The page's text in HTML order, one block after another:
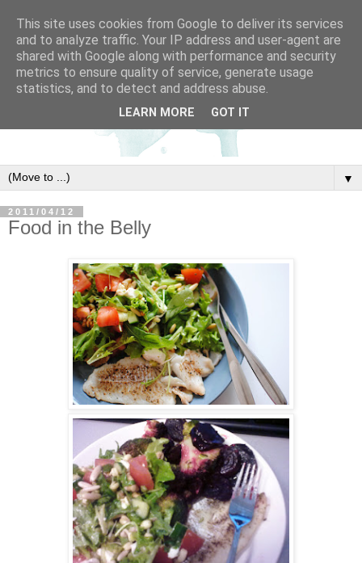
▼
2011/04/12
Food in the Belly
This site uses cookies from Google to deliver its services
and to analyze traffic. Your IP address and user-agent are
shared with Google along with performance and security
metrics to ensure quality of service, generate usage
statistics, and to detect and address abuse.
LEARN MORE GOT IT